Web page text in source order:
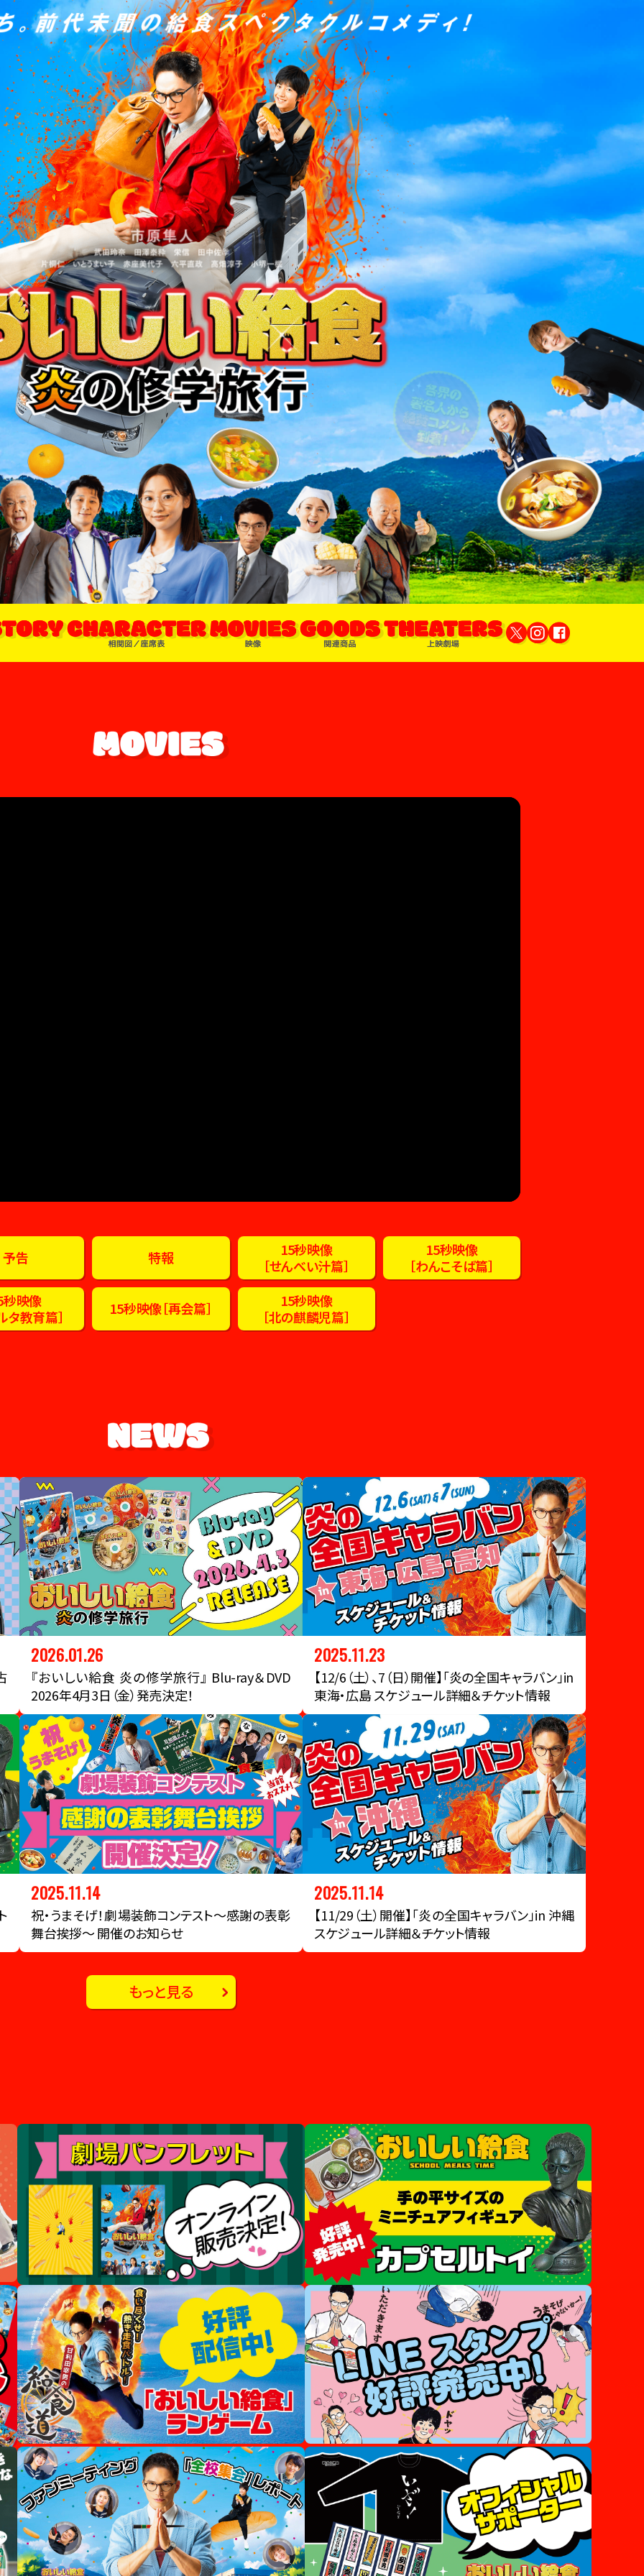
予告 特報
15秒映像
［せんべい汁篇］
15秒映像
［わんこそば篇］
秒映像
タ教育篇］
15秒映像［再会篇］
15秒映像
［北の麒麟児篇］
2026.01.26
『おいしい給食 炎の修学旅行』 Blu-ray＆DVD
2026年4月3日（金）発売決定！
2025.11.23
【12/6（土）、7（日）開催】「炎の全国キャラバン」in
東海・広島 スケジュール詳細＆チケット情報
2025.11.14
祝・うまそげ！劇場装飾コンテスト～感謝の表彰
舞台挨拶～ 開催のお知らせ
2025.11.14
【11/29（土）開催】「炎の全国キャラバン」in 沖縄
スケジュール詳細＆チケット情報
もっと見る